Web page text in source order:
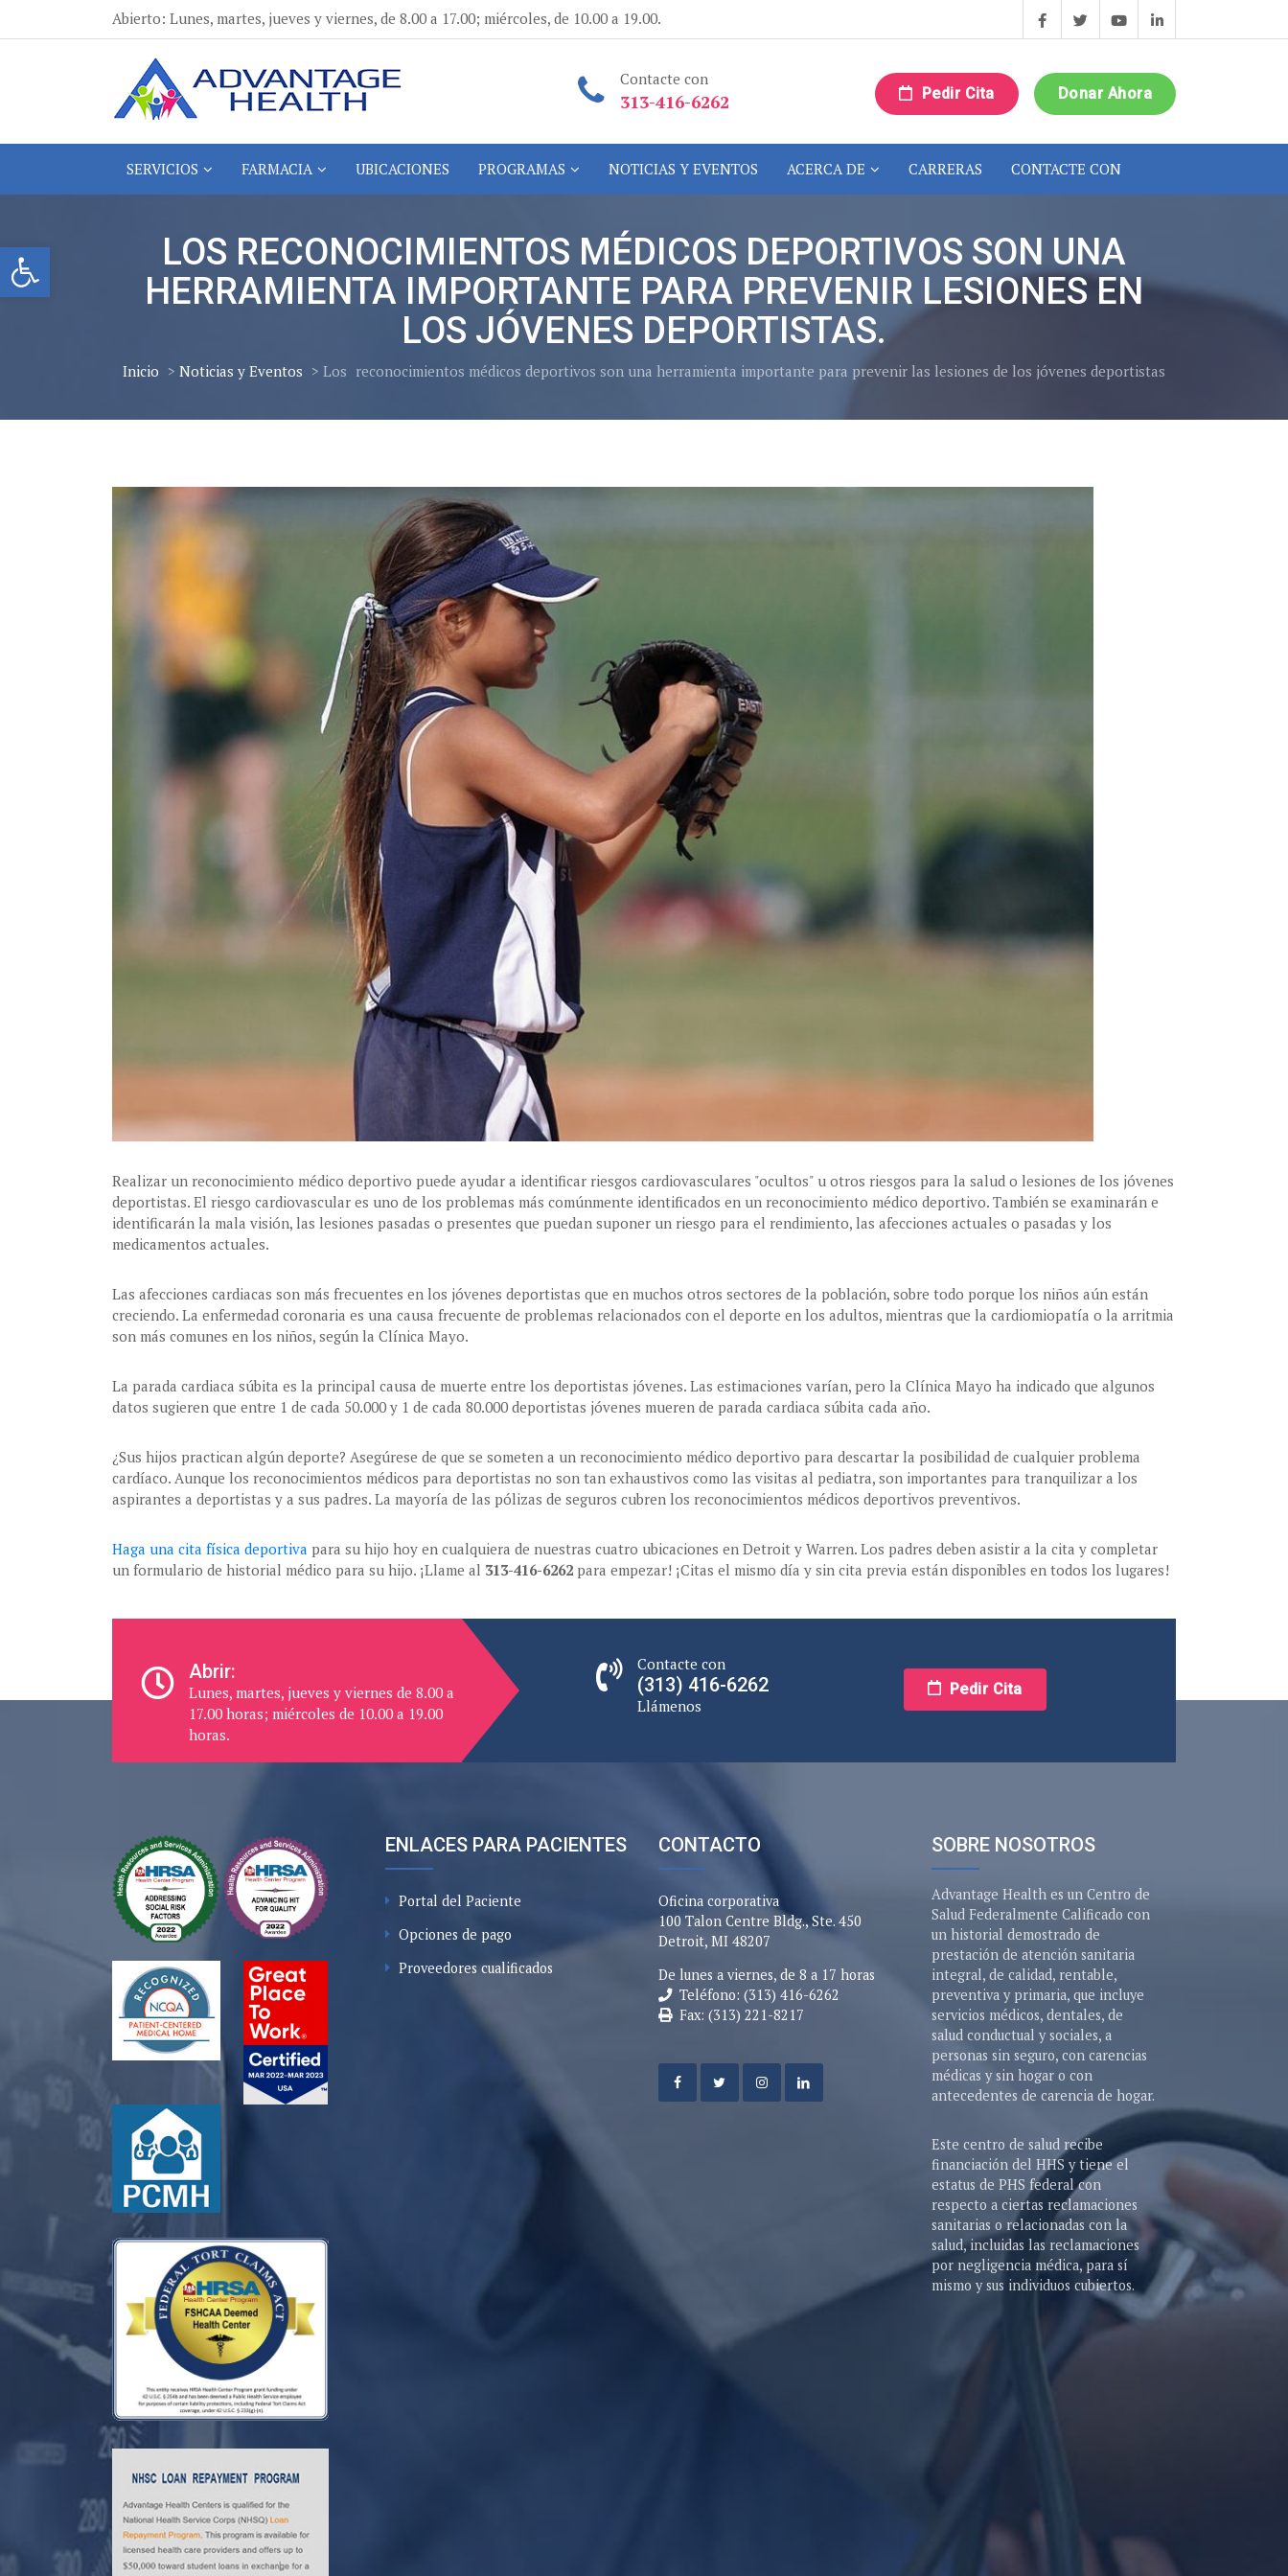
Abrir la barra de herramientas
Abierto: Lunes, martes, jueves y viernes, de 8.00 a 17.00; miércoles, de 10.00 a 19.00.
Contacte con
313-416-6262 Donar Ahora
Pedir Cita
SERVICIOS FARMACIA UBICACIONES PROGRAMAS NOTICIAS Y EVENTOS ACERCA DE CARRERAS CONTACTE CON
LOS RECONOCIMIENTOS MÉDICOS DEPORTIVOS SON UNA
HERRAMIENTA IMPORTANTE PARA PREVENIR LESIONES EN
LOS JÓVENES DEPORTISTAS.
Inicio > Noticias y Eventos > Los reconocimientos médicos deportivos son una herramienta importante para prevenir las lesiones de los jóvenes deportistas
Realizar un reconocimiento médico deportivo puede ayudar a identificar riesgos cardiovasculares "ocultos" u otros riesgos para la salud o lesiones de los jóvenes
deportistas. El riesgo cardiovascular es uno de los problemas más comúnmente identificados en un reconocimiento médico deportivo. También se examinarán e
identificarán la mala visión, las lesiones pasadas o presentes que puedan suponer un riesgo para el rendimiento, las afecciones actuales o pasadas y los
medicamentos actuales.
Las afecciones cardiacas son más frecuentes en los jóvenes deportistas que en muchos otros sectores de la población, sobre todo porque los niños aún están
creciendo. La enfermedad coronaria es una causa frecuente de problemas relacionados con el deporte en los adultos, mientras que la cardiomiopatía o la arritmia
son más comunes en los niños, según la Clínica Mayo.
La parada cardiaca súbita es la principal causa de muerte entre los deportistas jóvenes. Las estimaciones varían, pero la Clínica Mayo ha indicado que algunos
datos sugieren que entre 1 de cada 50.000 y 1 de cada 80.000 deportistas jóvenes mueren de parada cardiaca súbita cada año.
¿Sus hijos practican algún deporte? Asegúrese de que se someten a un reconocimiento médico deportivo para descartar la posibilidad de cualquier problema
cardíaco. Aunque los reconocimientos médicos para deportistas no son tan exhaustivos como las visitas al pediatra, son importantes para tranquilizar a los
aspirantes a deportistas y a sus padres. La mayoría de las pólizas de seguros cubren los reconocimientos médicos deportivos preventivos.
Haga una cita física deportiva para su hijo hoy en cualquiera de nuestras cuatro ubicaciones en Detroit y Warren. Los padres deben asistir a la cita y completar
un formulario de historial médico para su hijo. ¡Llame al 313-416-6262 para empezar! ¡Citas el mismo día y sin cita previa están disponibles en todos los lugares!
Abrir:
Lunes, martes, jueves y viernes de 8.00 a
17.00 horas; miércoles de 10.00 a 19.00
horas.
Contacte con
(313) 416-6262
Llámenos
Pedir Cita
ENLACES PARA PACIENTES
Portal del Paciente
Opciones de pago
Proveedores cualificados
CONTACTO
Oficina corporativa
100 Talon Centre Bldg., Ste. 450
Detroit, MI 48207
De lunes a viernes, de 8 a 17 horas
Teléfono: (313) 416-6262
Fax: (313) 221-8217
SOBRE NOSOTROS
Advantage Health es un Centro de
Salud Federalmente Calificado con
un historial demostrado de
prestación de atención sanitaria
integral, de calidad, rentable,
preventiva y primaria, que incluye
servicios médicos, dentales, de
salud conductual y sociales, a
personas sin seguro, con carencias
médicas y sin hogar o con
antecedentes de carencia de hogar.
Este centro de salud recibe
financiación del HHS y tiene el
estatus de PHS federal con
respecto a ciertas reclamaciones
sanitarias o relacionadas con la
salud, incluidas las reclamaciones
por negligencia médica, para sí
mismo y sus individuos cubiertos.